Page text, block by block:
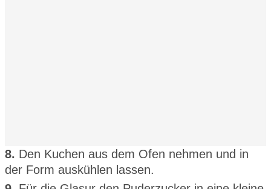
8. Den Kuchen aus dem Ofen nehmen und in
der Form auskühlen lassen.